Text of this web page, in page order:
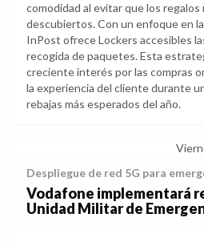
comodidad al evitar que los regalos
descubiertos. Con un enfoque en
InPost ofrece Lockers accesibles
recogida de paquetes. Esta
creciente interés por las compras
la experiencia del cliente durante
rebajas más esperados del año.
Despliegue de red 5G para
Vodafone implementará
Unidad Militar de